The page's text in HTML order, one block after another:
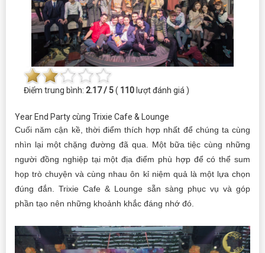
Điểm trung bình: 2.17 / 5( 110 lượt đánh giá )
Year End Party cùng Trixie Cafe & Lounge
Cuối năm cận kề, thời điểm thích hợp nhất để chúng ta cùng
nhìn lại một chặng đường đã qua. Một bữa tiệc cùng những
người đồng nghiệp tại một địa điểm phù hợp để có thể sum
họp trò chuyện và cùng nhau ôn kỉ niệm quả là một lựa chọn
đúng đắn. Trixie Cafe & Lounge sẵn sàng phục vụ và góp
phần tạo nên những khoảnh khắc đáng nhớ đó.